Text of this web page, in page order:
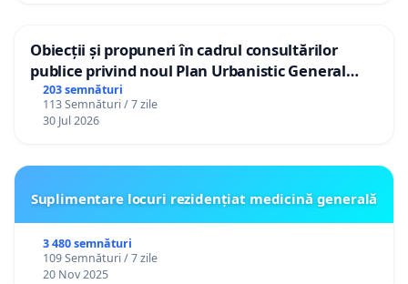
Obiecții și propuneri în cadrul consultărilor
publice privind noul Plan Urbanistic General
(PUG) Ialoveni
203 semnături
113 Semnături / 7 zile
30 Jul 2026
Suplimentare locuri rezidențiat medicină generală
3 480 semnături
109 Semnături / 7 zile
20 Nov 2025